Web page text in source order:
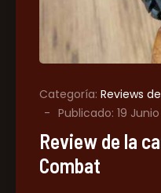
Categoría: Reviews
Publicado: 19
Review de la
Combat